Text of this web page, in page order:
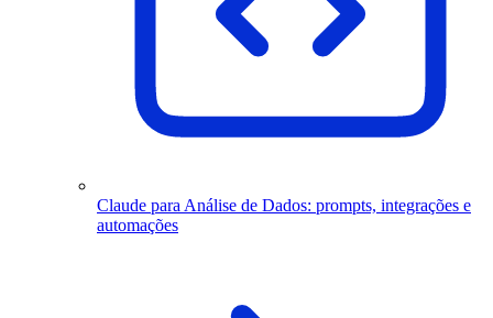
Claude para Análise de Dados: prompts, integrações e
automações